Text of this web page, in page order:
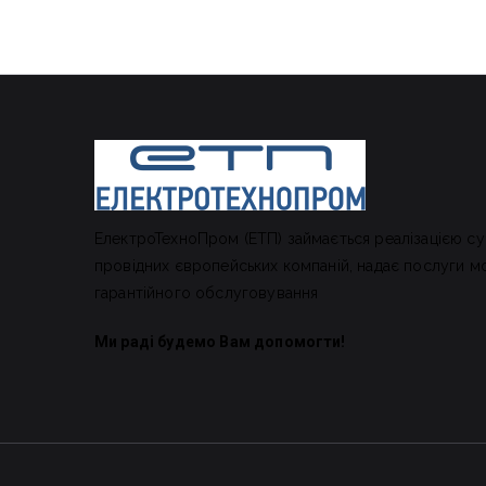
ЕлектроТехноПром (ЕТП) займається реалізацією
провідних європейських компаній, надає послуги
гарантійного обслуговування
Ми раді будемо Вам допомогти!